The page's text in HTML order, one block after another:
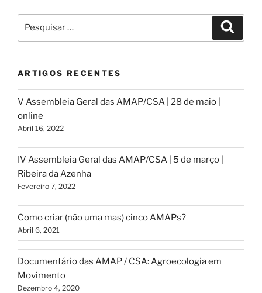
por:
ARTIGOS RECENTES
V Assembleia Geral das AMAP/CSA | 28 de maio |
online
Abril 16, 2022
IV Assembleia Geral das AMAP/CSA | 5 de março |
Ribeira da Azenha
Fevereiro 7, 2022
Como criar (não uma mas) cinco AMAPs?
Abril 6, 2021
Documentário das AMAP / CSA: Agroecologia em
Movimento
Dezembro 4, 2020